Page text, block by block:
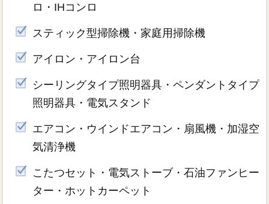
ロ・IHコンロ
スティック型掃除機・家庭用掃除機
アイロン・アイロン台
シーリングタイプ照明器具・ペンダントタイプ
照明器具・電気スタンド
エアコン・ウインドエアコン・扇風機・加湿空
気清浄機
こたつセット・電気ストーブ・石油ファンヒー
ター・ホットカーペット